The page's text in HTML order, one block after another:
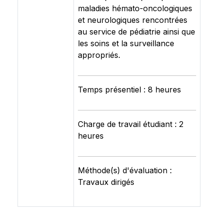
maladies hémato-oncologiques
et neurologiques rencontrées
au service de pédiatrie ainsi que
les soins et la surveillance
appropriés.
Temps présentiel : 8 heures
Charge de travail étudiant : 2
heures
Méthode(s) d'évaluation :
Travaux dirigés